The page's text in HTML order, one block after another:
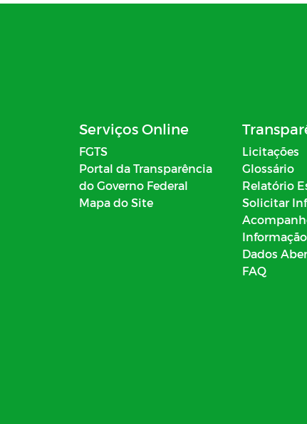
Serviços Online
FGTS
Portal da Transparência
do Governo Federal
Mapa do Site
Licitações
Glossário
Relatório
Solicitar
Informação
Dados
FAQ